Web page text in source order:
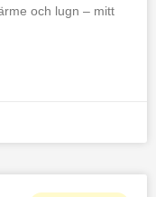
och lugn – mitt